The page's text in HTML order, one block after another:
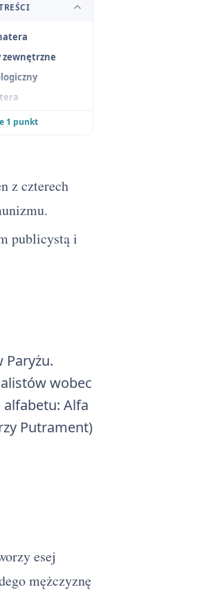
zewnętrzne
1 punkt
z czterech
publicystą i
Paryżu.
wobec
Alfa
Putrament)
esej
mężczyznę